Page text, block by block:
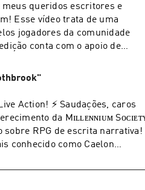
jogadores da comunidade
@Jonathan Seven, @Andrey
#escritanarrativa #contos
caros
sobre RPG de escrita narrativa!
conhecido como Caelon
do sistema de